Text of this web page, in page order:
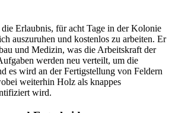
Erlaubnis, für acht Tage in der Kolonie
auszuruhen und kostenlos zu arbeiten. Er
und Medizin, was die Arbeitskraft der
werden neu verteilt, um die
es wird an der Fertigstellung von Feldern
weiterhin Holz als knappes
wird.